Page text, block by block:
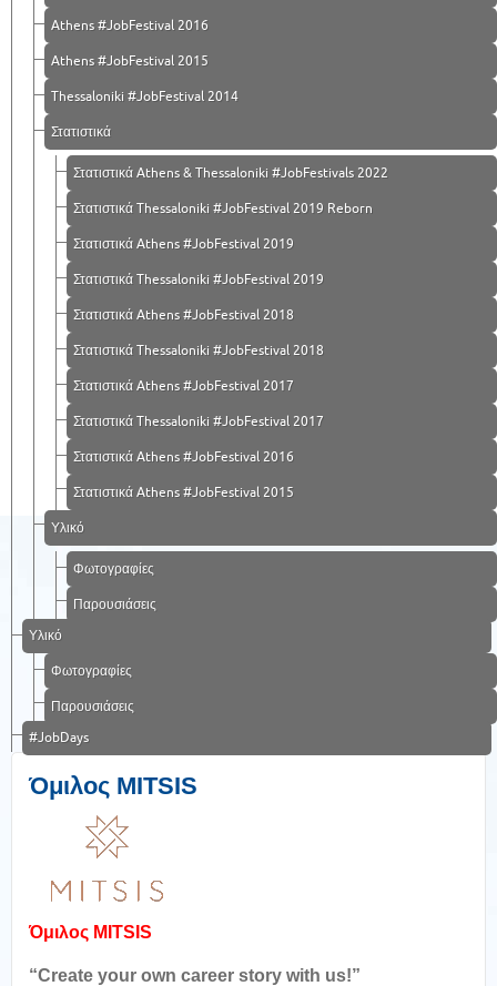
Athens #JobFestival 2016
Athens #JobFestival 2015
Thessaloniki #JobFestival 2014
Στατιστικά
Στατιστικά Athens & Thessaloniki #JobFestivals 2022
Στατιστικά Thessaloniki #JobFestival 2019 Reborn
Στατιστικά Athens #JobFestival 2019
Στατιστικά Thessaloniki #JobFestival 2019
Στατιστικά Athens #JobFestival 2018
Στατιστικά Thessaloniki #JobFestival 2018
Στατιστικά Athens #JobFestival 2017
Στατιστικά Thessaloniki #JobFestival 2017
Στατιστικά Athens #JobFestival 2016
Στατιστικά Athens #JobFestival 2015
Υλικό
Φωτογραφίες
Παρουσιάσεις
Υλικό
Φωτογραφίες
Παρουσιάσεις
#JobDays
Όμιλος MITSIS
Όμιλος MITSIS
“Create your own career story with us!”